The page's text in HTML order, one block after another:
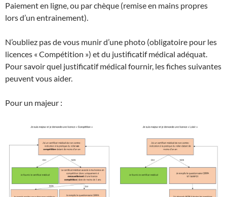
Paiement en ligne, ou par chèque (remise en mains propres
lors d’un entrainement).
N’oubliez pas de vous munir d’une photo (obligatoire pour les
licences « Compétition ») et du justificatif médical adéquat.
Pour savoir quel justificatif médical fournir, les fiches suivantes
peuvent vous aider.
Pour un majeur :